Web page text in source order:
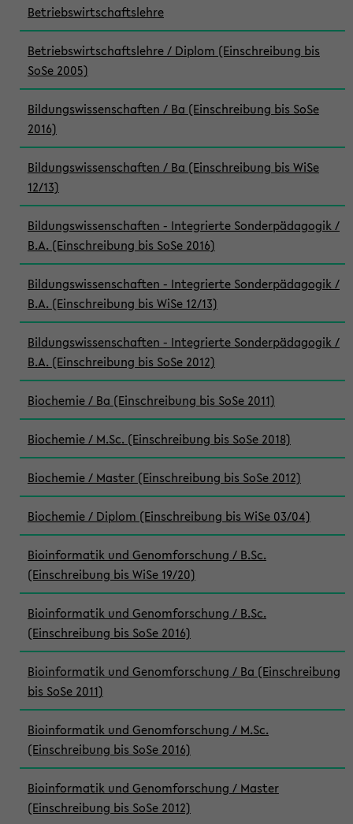
Betriebswirtschaftslehre
Betriebswirtschaftslehre / Diplom (Einschreibung bis
SoSe 2005)
Bildungswissenschaften / Ba (Einschreibung bis SoSe
2016)
Bildungswissenschaften / Ba (Einschreibung bis WiSe
12/13)
Bildungswissenschaften - Integrierte Sonderpädagogik /
B.A. (Einschreibung bis SoSe 2016)
Bildungswissenschaften - Integrierte Sonderpädagogik /
B.A. (Einschreibung bis WiSe 12/13)
Bildungswissenschaften - Integrierte Sonderpädagogik /
B.A. (Einschreibung bis SoSe 2012)
Biochemie / Ba (Einschreibung bis SoSe 2011)
Biochemie / M.Sc. (Einschreibung bis SoSe 2018)
Biochemie / Master (Einschreibung bis SoSe 2012)
Biochemie / Diplom (Einschreibung bis WiSe 03/04)
Bioinformatik und Genomforschung / B.Sc.
(Einschreibung bis WiSe 19/20)
Bioinformatik und Genomforschung / B.Sc.
(Einschreibung bis SoSe 2016)
Bioinformatik und Genomforschung / Ba (Einschreibung
bis SoSe 2011)
Bioinformatik und Genomforschung / M.Sc.
(Einschreibung bis SoSe 2016)
Bioinformatik und Genomforschung / Master
(Einschreibung bis SoSe 2012)